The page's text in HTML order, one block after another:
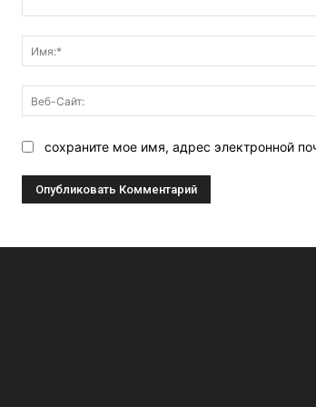
сохраните мое имя, адрес электронной